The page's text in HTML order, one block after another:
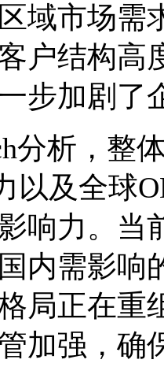
域市场需
户结构高
步加剧了
分析，
以及全球
响力。当
内需影响
局正在重
加强，确